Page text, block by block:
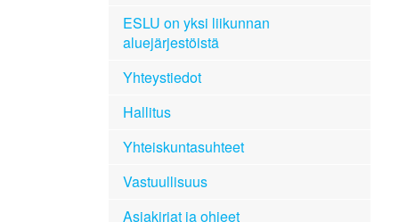
ESLU on yksi liikunnan
aluejärjestöistä
Yhteystiedot
Hallitus
Yhteiskuntasuhteet
Vastuullisuus
Asiakirjat ja ohjeet